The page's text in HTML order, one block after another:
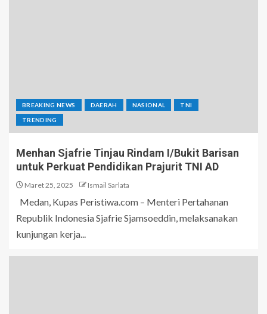
BREAKING NEWS DAERAH NASIONAL TNI
TRENDING
Menhan Sjafrie Tinjau Rindam I/Bukit Barisan
untuk Perkuat Pendidikan Prajurit TNI AD
Maret 25, 2025 Ismail Sarlata
Medan, Kupas Peristiwa.com – Menteri Pertahanan
Republik Indonesia Sjafrie Sjamsoeddin, melaksanakan
kunjungan kerja...